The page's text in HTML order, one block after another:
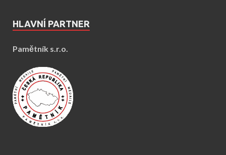
HLAVNÍ PARTNER
Pamětník s.r.o.